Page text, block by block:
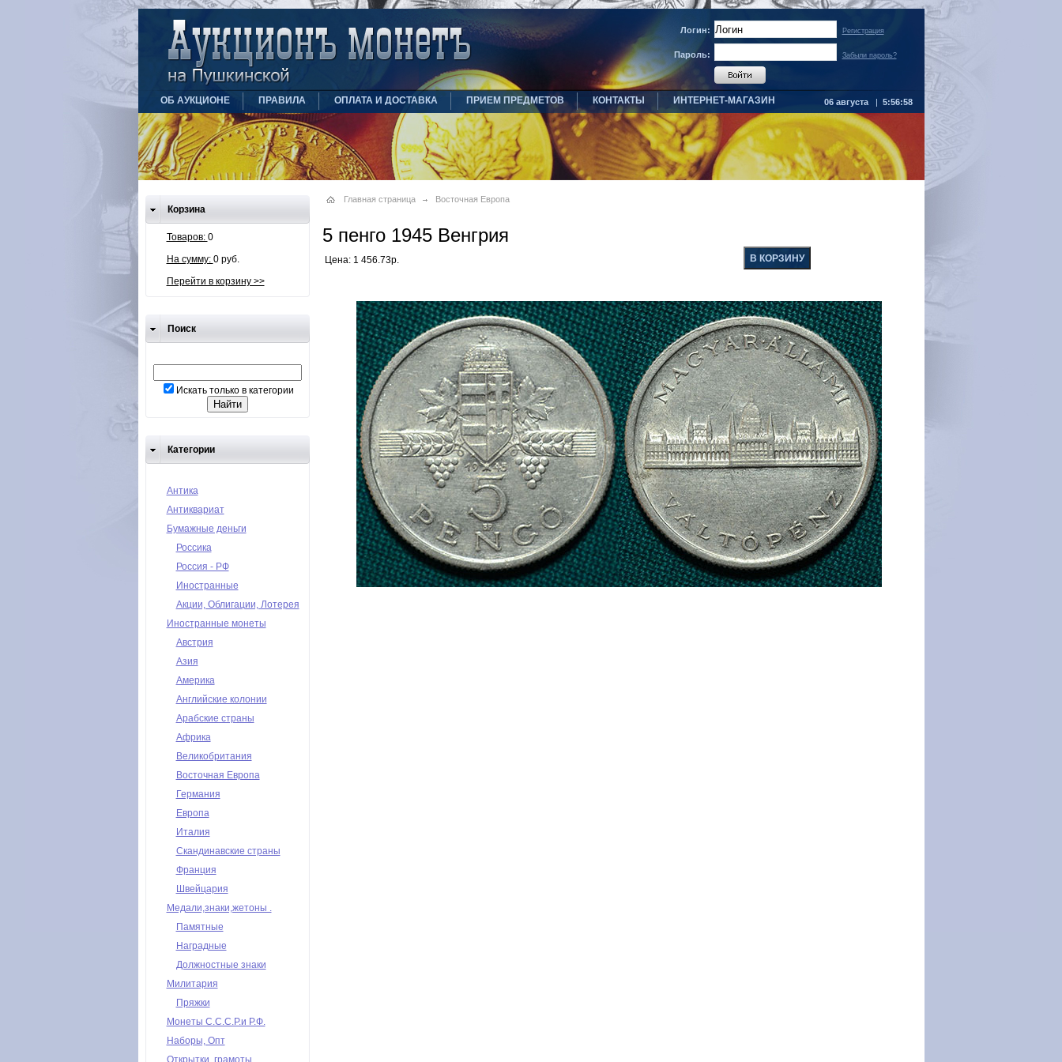
Логин: Регистрация
Пароль: Забыли пароль?
ОБ АУКЦИОНЕ ПРАВИЛА ОПЛАТА И ДОСТАВКА ПРИЕМ ПРЕДМЕТОВ КОНТАКТЫ ИНТЕРНЕТ-МАГАЗИН 06 августа | 5:56:58
Корзина
Товаров: 0
На сумму: 0 руб.
Перейти в корзину >>
Поиск
Искать только в категории
Категории
Антика
Антиквариат
Бумажные деньги
Россика
Россия - РФ
Иностранные
Акции, Облигации, Лотерея
Иностранные монеты
Австрия
Азия
Америка
Английские колонии
Арабские страны
Африка
Великобритания
Восточная Европа
Германия
Европа
Италия
Скандинавские страны
Франция
Швейцария
Медали,знаки,жетоны .
Памятные
Наградные
Должностные знаки
Милитария
Пряжки
Монеты С.С.С.Р.и Р.Ф.
Наборы, Опт
Открытки, грамоты,
Главная страница Восточная Европа
5 пенго 1945 Венгрия
Цена: 1 456.73р.